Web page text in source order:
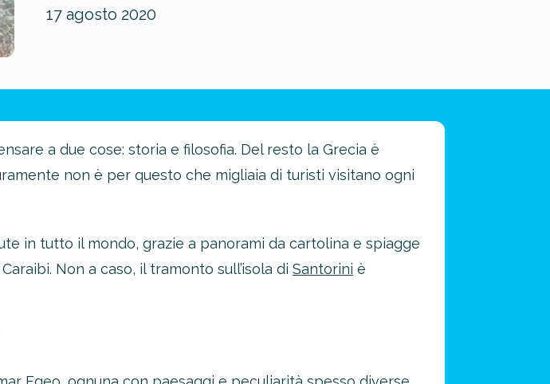
17 agosto 2020
a due cose: storia e filosofia. Del resto la Grecia è
non è per questo che migliaia di turisti visitano ogni
in tutto il mondo, grazie a panorami da cartolina e spiagge
Non a caso, il tramonto sull’isola di Santorini è